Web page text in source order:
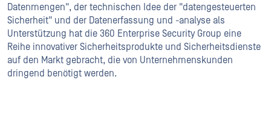
Datenmengen", der technischen Idee der "datengesteuerten
Sicherheit" und der Datenerfassung und -analyse als
Unterstützung hat die 360 Enterprise Security Group eine
Reihe innovativer Sicherheitsprodukte und Sicherheitsdienste
auf den Markt gebracht, die von Unternehmenskunden
dringend benötigt werden.